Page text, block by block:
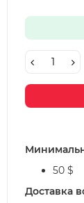
50 $
Доставка